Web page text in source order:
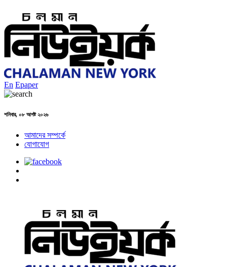
En Epaper
শনিবার, ০৮ আগষ্ট ২০২৬
আমাদের সম্পর্কে
যোগাযোগ